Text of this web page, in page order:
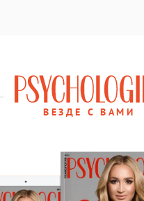
ВЕЗДЕ С ВАМИ